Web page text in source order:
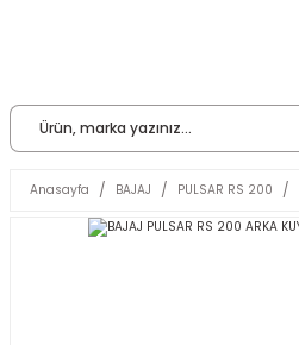
Anasayfa BAJAJ PULSAR RS 200